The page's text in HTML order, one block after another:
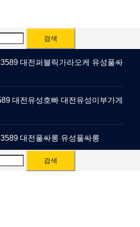
대전퍼블릭가라오케 유성풀싸
대전유성호빠 대전유성이부가게
대전풀싸롱 유성풀싸롱